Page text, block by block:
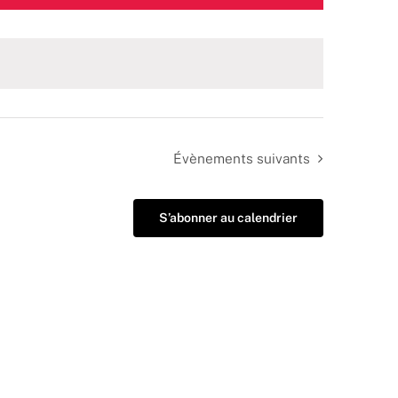
Évènements suivants
S’abonner au calendrier